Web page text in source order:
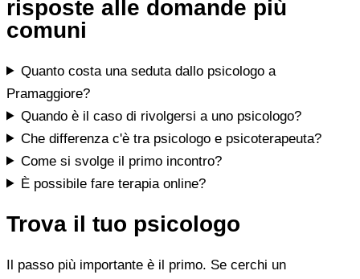
risposte alle domande più
comuni
Quanto costa una seduta dallo psicologo a
Pramaggiore?
Quando è il caso di rivolgersi a uno psicologo?
Che differenza c'è tra psicologo e psicoterapeuta?
Come si svolge il primo incontro?
È possibile fare terapia online?
Trova il tuo psicologo
Il passo più importante è il primo. Se cerchi un